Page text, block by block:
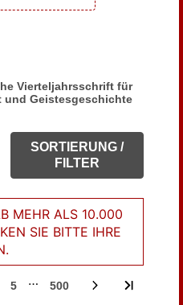
Vierteljahrsschrift für
Geistesgeschichte
SORTIERUNG /
FILTER
MEHR ALS 10.000
SIE BITTE IHRE
5 … 500